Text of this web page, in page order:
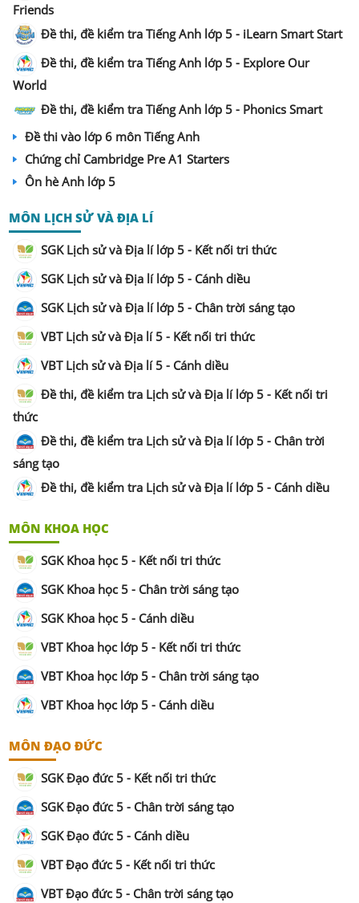
Friends
Đề thi, đề kiểm tra Tiếng Anh lớp 5 - iLearn Smart Start
Đề thi, đề kiểm tra Tiếng Anh lớp 5 - Explore Our
World
Đề thi, đề kiểm tra Tiếng Anh lớp 5 - Phonics Smart
Đề thi vào lớp 6 môn Tiếng Anh
Chứng chỉ Cambridge Pre A1 Starters
Ôn hè Anh lớp 5
MÔN LỊCH SỬ VÀ ĐỊA LÍ
SGK Lịch sử và Địa lí lớp 5 - Kết nối tri thức
SGK Lịch sử và Địa lí lớp 5 - Cánh diều
SGK Lịch sử và Địa lí lớp 5 - Chân trời sáng tạo
VBT Lịch sử và Địa lí 5 - Kết nối tri thức
VBT Lịch sử và Địa lí 5 - Cánh diều
Đề thi, đề kiểm tra Lịch sử và Địa lí lớp 5 - Kết nối tri
thức
Đề thi, đề kiểm tra Lịch sử và Địa lí lớp 5 - Chân trời
sáng tạo
Đề thi, đề kiểm tra Lịch sử và Địa lí lớp 5 - Cánh diều
MÔN KHOA HỌC
SGK Khoa học 5 - Kết nối tri thức
SGK Khoa học 5 - Chân trời sáng tạo
SGK Khoa học 5 - Cánh diều
VBT Khoa học lớp 5 - Kết nối tri thức
VBT Khoa học lớp 5 - Chân trời sáng tạo
VBT Khoa học lớp 5 - Cánh diều
MÔN ĐẠO ĐỨC
SGK Đạo đức 5 - Kết nối tri thức
SGK Đạo đức 5 - Chân trời sáng tạo
SGK Đạo đức 5 - Cánh diều
VBT Đạo đức 5 - Kết nối tri thức
VBT Đạo đức 5 - Chân trời sáng tạo